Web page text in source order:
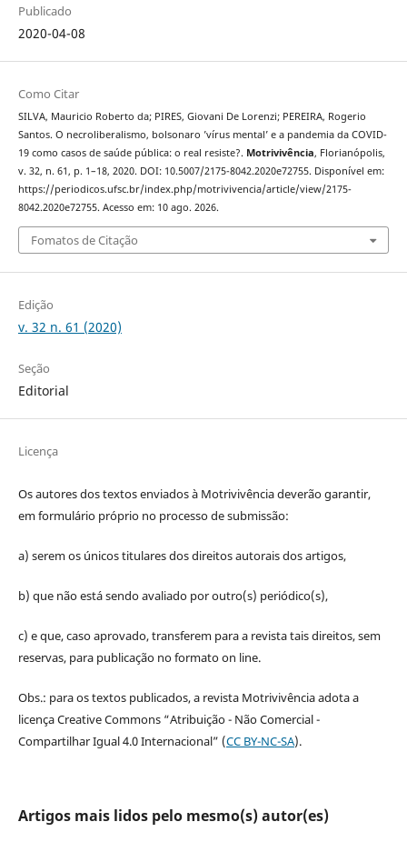
Publicado
2020-04-08
Como Citar
SILVA, Mauricio Roberto da; PIRES, Giovani De Lorenzi; PEREIRA, Rogerio
Santos. O necroliberalismo, bolsonaro ’vírus mental’ e a pandemia da COVID-
19 como casos de saúde pública: o real resiste?. Motrivivência, Florianópolis,
v. 32, n. 61, p. 1–18, 2020. DOI: 10.5007/2175-8042.2020e72755. Disponível em:
https://periodicos.ufsc.br/index.php/motrivivencia/article/view/2175-
8042.2020e72755. Acesso em: 10 ago. 2026.
Fomatos de Citação
Edição
v. 32 n. 61 (2020)
Seção
Editorial
Licença
Os autores dos textos enviados à Motrivivência deverão garantir,
em formulário próprio no processo de submissão:
a) serem os únicos titulares dos direitos autorais dos artigos,
b) que não está sendo avaliado por outro(s) periódico(s),
c) e que, caso aprovado, transferem para a revista tais direitos, sem
reservas, para publicação no formato on line.
Obs.: para os textos publicados, a revista Motrivivência adota a
licença Creative Commons “Atribuição - Não Comercial -
Compartilhar Igual 4.0 Internacional” (CC BY-NC-SA).
Artigos mais lidos pelo mesmo(s) autor(es)